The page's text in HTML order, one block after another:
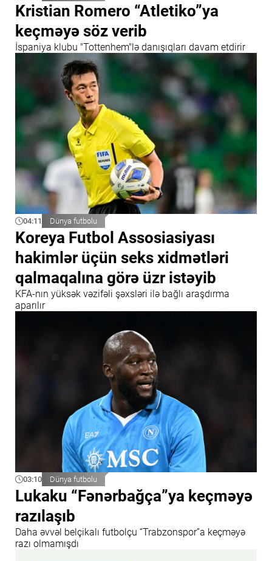
Kristian Romero “Atletiko”ya
keçməyə söz verib
İspaniya klubu "Tottenhem"lə danışıqları davam etdirir
04:11 Dünya futbolu
Koreya Futbol Assosiasiyası
hakimlər üçün seks xidmətləri
qalmaqalına görə üzr istəyib
KFA-nın yüksək vəzifəli şəxsləri ilə bağlı araşdırma
aparılır
03:10 Dünya futbolu
Lukaku “Fənərbağça”ya keçməyə
razılaşıb
Daha əvvəl belçikalı futbolçu “Trabzonspor”a keçməyə
razı olmamışdı